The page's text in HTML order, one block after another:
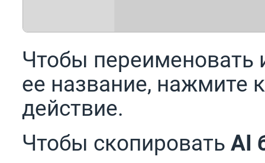
Чтобы переименовать
ее название, нажмите
действие.
Чтобы скопировать AI